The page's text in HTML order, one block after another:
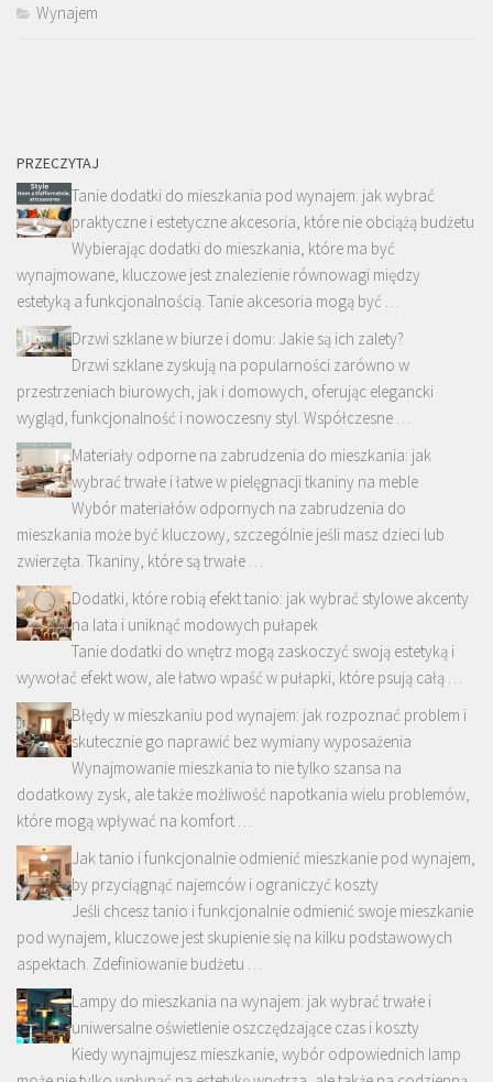
Wynajem
PRZECZYTAJ
Tanie dodatki do mieszkania pod wynajem: jak wybrać
praktyczne i estetyczne akcesoria, które nie obciążą budżetu
Wybierając dodatki do mieszkania, które ma być
wynajmowane, kluczowe jest znalezienie równowagi między
estetyką a funkcjonalnością. Tanie akcesoria mogą być …
Drzwi szklane w biurze i domu: Jakie są ich zalety?
Drzwi szklane zyskują na popularności zarówno w
przestrzeniach biurowych, jak i domowych, oferując elegancki
wygląd, funkcjonalność i nowoczesny styl. Współczesne …
Materiały odporne na zabrudzenia do mieszkania: jak
wybrać trwałe i łatwe w pielęgnacji tkaniny na meble
Wybór materiałów odpornych na zabrudzenia do
mieszkania może być kluczowy, szczególnie jeśli masz dzieci lub
zwierzęta. Tkaniny, które są trwałe …
Dodatki, które robią efekt tanio: jak wybrać stylowe akcenty
na lata i uniknąć modowych pułapek
Tanie dodatki do wnętrz mogą zaskoczyć swoją estetyką i
wywołać efekt wow, ale łatwo wpaść w pułapki, które psują całą …
Błędy w mieszkaniu pod wynajem: jak rozpoznać problem i
skutecznie go naprawić bez wymiany wyposażenia
Wynajmowanie mieszkania to nie tylko szansa na
dodatkowy zysk, ale także możliwość napotkania wielu problemów,
które mogą wpływać na komfort …
Jak tanio i funkcjonalnie odmienić mieszkanie pod wynajem,
by przyciągnąć najemców i ograniczyć koszty
Jeśli chcesz tanio i funkcjonalnie odmienić swoje mieszkanie
pod wynajem, kluczowe jest skupienie się na kilku podstawowych
aspektach. Zdefiniowanie budżetu …
Lampy do mieszkania na wynajem: jak wybrać trwałe i
uniwersalne oświetlenie oszczędzające czas i koszty
Kiedy wynajmujesz mieszkanie, wybór odpowiednich lamp